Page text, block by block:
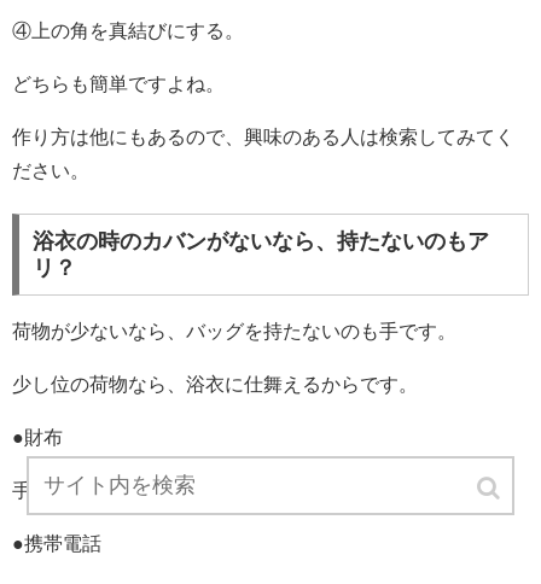
④上の角を真結びにする。
どちらも簡単ですよね。
作り方は他にもあるので、興味のある人は検索してみてく
ださい。
浴衣の時のカバンがないなら、持たないのもア
リ？
荷物が少ないなら、バッグを持たないのも手です。
少し位の荷物なら、浴衣に仕舞えるからです。
●財布
手の平サイズの財布なら、帯の間に挟めます。
●携帯電話